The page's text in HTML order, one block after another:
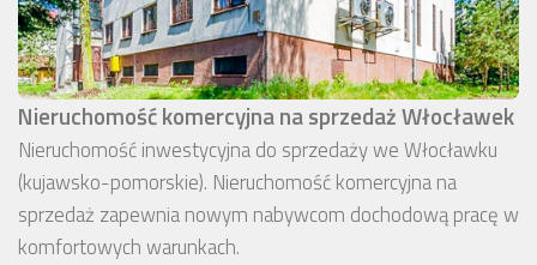
Nieruchomość komercyjna na sprzedaż Włocławek
Nieruchomość inwestycyjna do sprzedaży we Włocławku
(kujawsko-pomorskie). Nieruchomość komercyjna na
sprzedaż zapewnia nowym nabywcom dochodową pracę w
komfortowych warunkach.